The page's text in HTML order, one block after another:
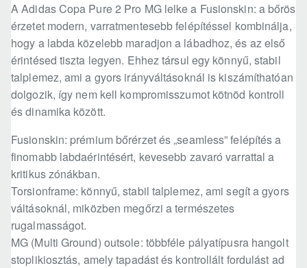
A Adidas Copa Pure 2 Pro MG lelke a Fusionskin: a bőrös
érzetet modern, varratmentesebb felépítéssel kombinálja,
hogy a labda közelebb maradjon a lábadhoz, és az első
érintésed tiszta legyen. Ehhez társul egy könnyű, stabil
talplemez, ami a gyors irányváltásoknál is kiszámíthatóan
dolgozik, így nem kell kompromisszumot kötnöd kontroll
és dinamika között.
Fusionskin: prémium bőrérzet és „seamless” felépítés a
finomabb labdaérintésért, kevesebb zavaró varrattal a
kritikus zónákban.
Torsionframe: könnyű, stabil talplemez, ami segít a gyors
váltásoknál, miközben megőrzi a természetes
rugalmasságot.
MG (Multi Ground) outsole: többféle pályatípusra hangolt
stoplikiosztás, amely tapadást és kontrollált fordulást ad